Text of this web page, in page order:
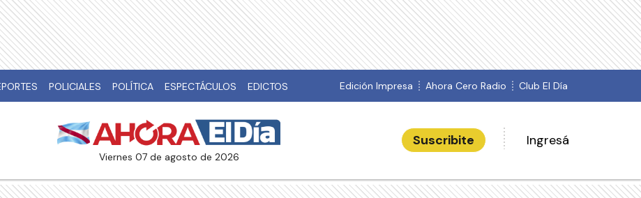
POLICIALES POLÍTICA ESPECTÁCULOS EDICTOS Edición Impresa Ahora Cero Radio Club El Día
viernes 07 de agosto de 2026
Suscribite Ingresá